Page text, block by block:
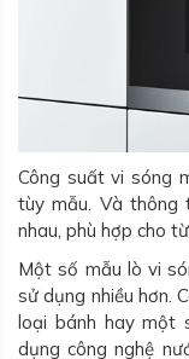
Công suất vi sóng
tùy mẫu. Và thông
nhau, phù hợp cho
Một số mẫu lò vi
sử dụng nhiều hơn.
loại bánh hay một
dụng công nghệ